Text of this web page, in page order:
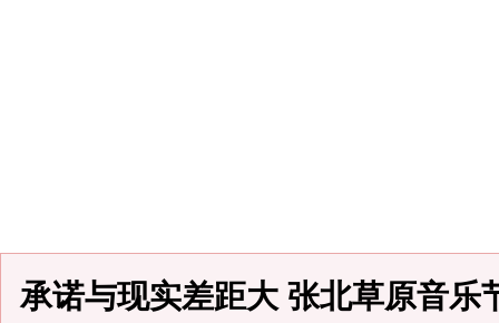
承诺与现实差距大 张北草原音乐